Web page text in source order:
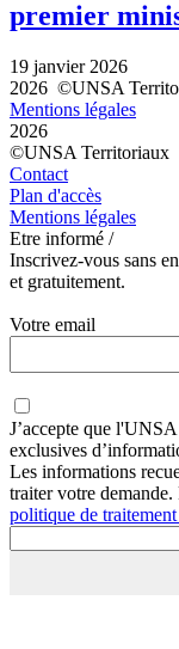
premier
19 janvier 2026
2026 ©UNSA
Mentions légales
2026
©UNSA Territoriaux
Contact
Plan d'accès
Mentions légales
Etre informé /
Inscrivez-vous sans
et gratuitement.
Votre email
J’accepte que l'UNSA
exclusives
Les informations
traiter votre
politique de traitement